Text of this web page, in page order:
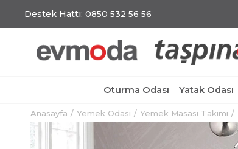
Destek Hattı: 0850 532 56 56
Oturma Odası Yatak Odası
Anasayfa Yemek Odası Yemek Masası Takımı